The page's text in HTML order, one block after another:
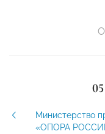
Министерство
«ОПОРА